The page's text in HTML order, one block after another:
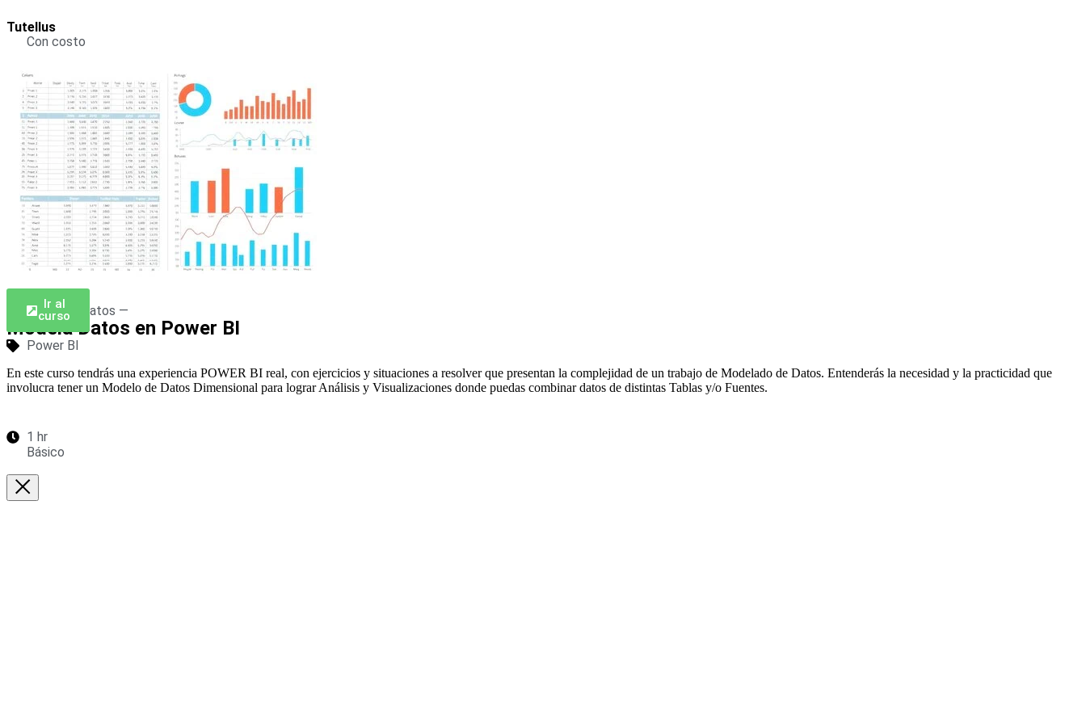
Tutellus
Con costo
Ir al
curso
— Análisis de datos —
Modela Datos en Power BI
Power BI
En este curso tendrás una experiencia POWER BI real, con ejercicios y situaciones a resolver que presentan la complejidad de un trabajo de Modelado de Datos. Entenderás la necesidad y la practicidad que
involucra tener un Modelo de Datos Dimensional para lograr Análisis y Visualizaciones donde puedas combinar datos de distintas Tablas y/o Fuentes.
1 hr
Básico